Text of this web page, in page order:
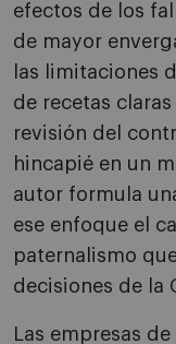
efectos de los
de mayor
las limitaciones
de recetas
revisión del
hincapié en un
autor formula
ese enfoque el
paternalismo
decisiones de la
Las empresas